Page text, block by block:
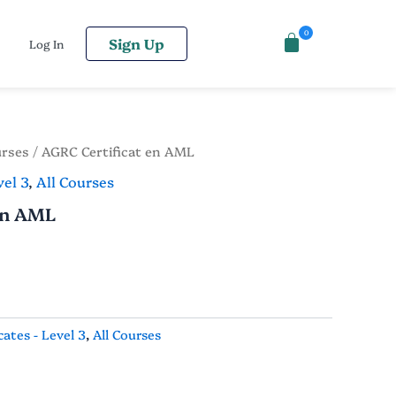
Log In Sign Up
0
/ AGRC Certificat en AML
3, All Courses
AML
- Level 3, All Courses